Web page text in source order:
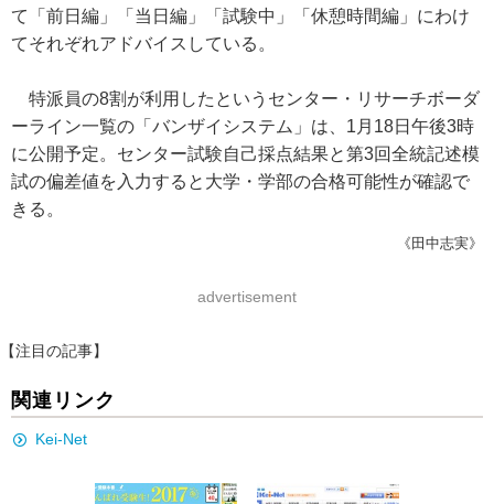
て「前日編」「当日編」「試験中」「休憩時間編」にわけ
てそれぞれアドバイスしている。
特派員の8割が利用したというセンター・リサーチボーダ
ーライン一覧の「バンザイシステム」は、1月18日午後3時
に公開予定。センター試験自己採点結果と第3回全統記述模
試の偏差値を入力すると大学・学部の合格可能性が確認で
きる。
《田中志実》
advertisement
【注目の記事】
関連リンク
Kei-Net